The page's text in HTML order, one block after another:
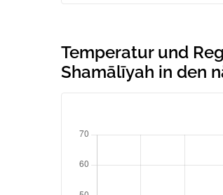
Temperatur und
Shamālīyah in den